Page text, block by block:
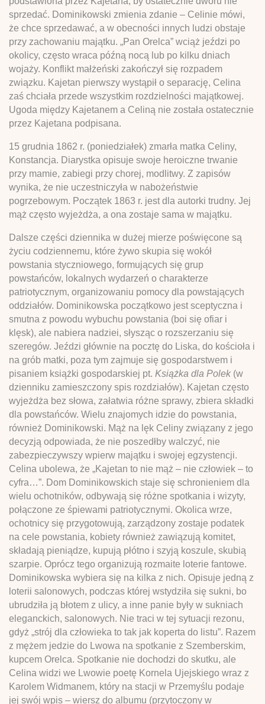
sprzedać. Dominikowski zmienia zdanie – Celinie mówi,
że chce sprzedawać, a w obecności innych ludzi obstaje
przy zachowaniu majątku. „Pan Orelca” wciąż jeździ po
okolicy, często wraca późną nocą lub po kilku dniach
wojaży. Konflikt małżeński zakończył się rozpadem
związku. Kajetan pierwszy wystąpił o separację, Celina
zaś chciała przede wszystkim rozdzielności majątkowej.
Ugoda między Kajetanem a Celiną nie została ostatecznie
przez Kajetana podpisana.
15 grudnia 1862 r. (poniedziałek) zmarła matka Celiny,
Konstancja. Diarystka opisuje swoje heroiczne trwanie
przy mamie, zabiegi przy chorej, modlitwy. Z zapisów
wynika, że nie uczestniczyła w nabożeństwie
pogrzebowym. Początek 1863 r. jest dla autorki trudny. Jej
mąż często wyjeżdża, a ona zostaje sama w majątku.
Dalsze części dziennika w dużej mierze poświęcone są
życiu codziennemu, które żywo skupia się wokół
powstania styczniowego, formujących się grup
powstańców, lokalnych wydarzeń o charakterze
patriotycznym, organizowaniu pomocy dla powstających
oddziałów. Dominikowska początkowo jest sceptyczna i
smutna z powodu wybuchu powstania (boi się ofiar i
klęsk), ale nabiera nadziei, słysząc o rozszerzaniu się
szeregów. Jeździ głównie na pocztę do Liska, do kościoła i
na grób matki, poza tym zajmuje się gospodarstwem i
pisaniem książki gospodarskiej pt. Książka dla Polek (w
dzienniku zamieszczony spis rozdziałów). Kajetan często
wyjeżdża bez słowa, załatwia różne sprawy, zbiera składki
dla powstańców. Wielu znajomych idzie do powstania,
również Dominikowski. Mąż na lęk Celiny związany z jego
decyzją odpowiada, że nie poszedłby walczyć, nie
zabezpieczywszy wpierw majątku i swojej egzystencji.
Celina ubolewa, że „Kajetan to nie mąż – nie człowiek – to
cyfra…”. Dom Dominikowskich staje się schronieniem dla
wielu ochotników, odbywają się różne spotkania i wizyty,
połączone ze śpiewami patriotycznymi. Okolica wrze,
ochotnicy się przygotowują, zarządzony zostaje podatek
na cele powstania, kobiety również zawiązują komitet,
składają pieniądze, kupują płótno i szyją koszule, skubią
szarpie. Oprócz tego organizują rozmaite loterie fantowe.
Dominikowska wybiera się na kilka z nich. Opisuje jedną z
loterii salonowych, podczas której wstydziła się sukni, bo
ubrudziła ją błotem z ulicy, a inne panie były w sukniach
eleganckich, salonowych. Nie traci w tej sytuacji rezonu,
gdyż „strój dla człowieka to tak jak koperta do listu”. Razem
z mężem jedzie do Lwowa na spotkanie z Szemberskim,
kupcem Orelca. Spotkanie nie dochodzi do skutku, ale
Celina widzi we Lwowie poetę Kornela Ujejskiego wraz z
Karolem Widmanem, który na stacji w Przemyślu podaje
jej swój wpis – wiersz do albumu (przytoczony w